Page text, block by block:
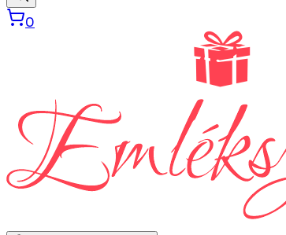
0